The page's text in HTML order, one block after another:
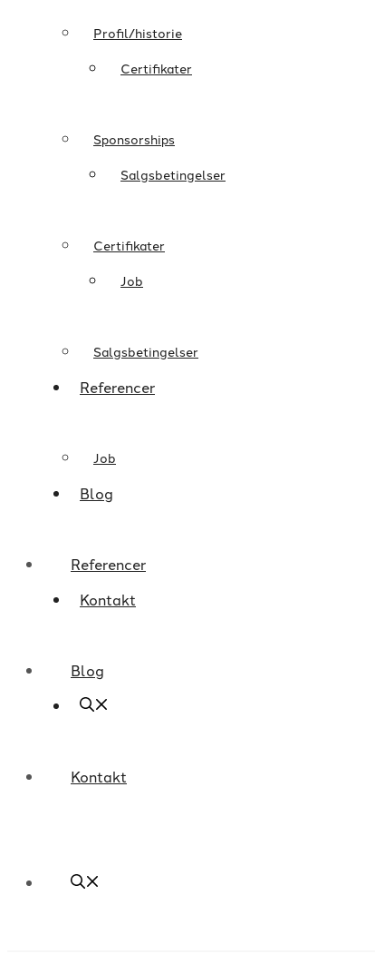
Certifikater
Salgsbetingelser
Job
Referencer
Blog
Kontakt
Profil/historie
Sponsorships
Certifikater
Salgsbetingelser
Job
Referencer
Blog
Kontakt